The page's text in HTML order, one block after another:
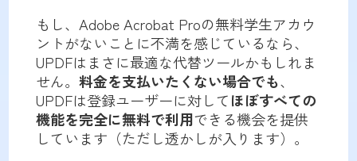
もし、Adobe Acrobat Proの無料学生アカウ
ントがないことに不満を感じているなら、
UPDFはまさに最適な代替ツールかもしれま
せん。 料金を支払いたくない場合でも、
UPDFは登録ユーザーに対してほぼすべての
機能を完全に無料で利用できる機会を提供
しています（ただし透かしが入ります）。